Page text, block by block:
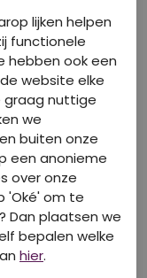
60% korting
lijken helpen
functionele
hebben ook een
website elke
graag nuttige
we
buiten onze
een anonieme
over onze
'Oké' om te
? Dan plaatsen we
bepalen welke
hier.